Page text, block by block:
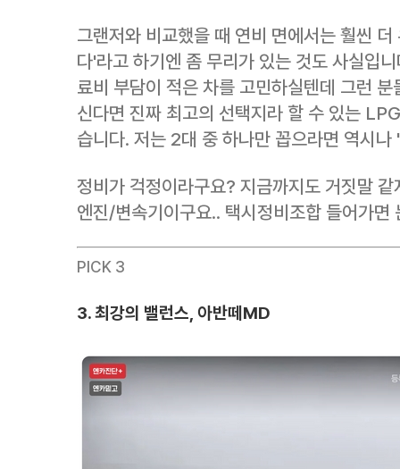
그랜저와 비교했을 때 연비 면에서는 훨씬
다'라고 하기엔 좀 무리가 있는 것도 사실입
료비 부담이 적은 차를 고민하실텐데 그런
신다면 진짜 최고의 선택지라 할 수 있는
습니다. 저는 2대 중 하나만 꼽으라면 역시
정비가 걱정이라구요? 지금까지도 거짓말
엔진/변속기이구요.. 택시정비조합 들어가면
PICK 3
3. 최강의 밸런스, 아반떼MD